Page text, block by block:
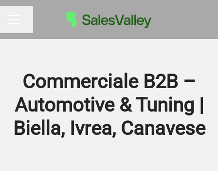
Condividi la pagina
Commerciale B2B –
Automotive & Tuning |
Biella, Ivrea, Canavese